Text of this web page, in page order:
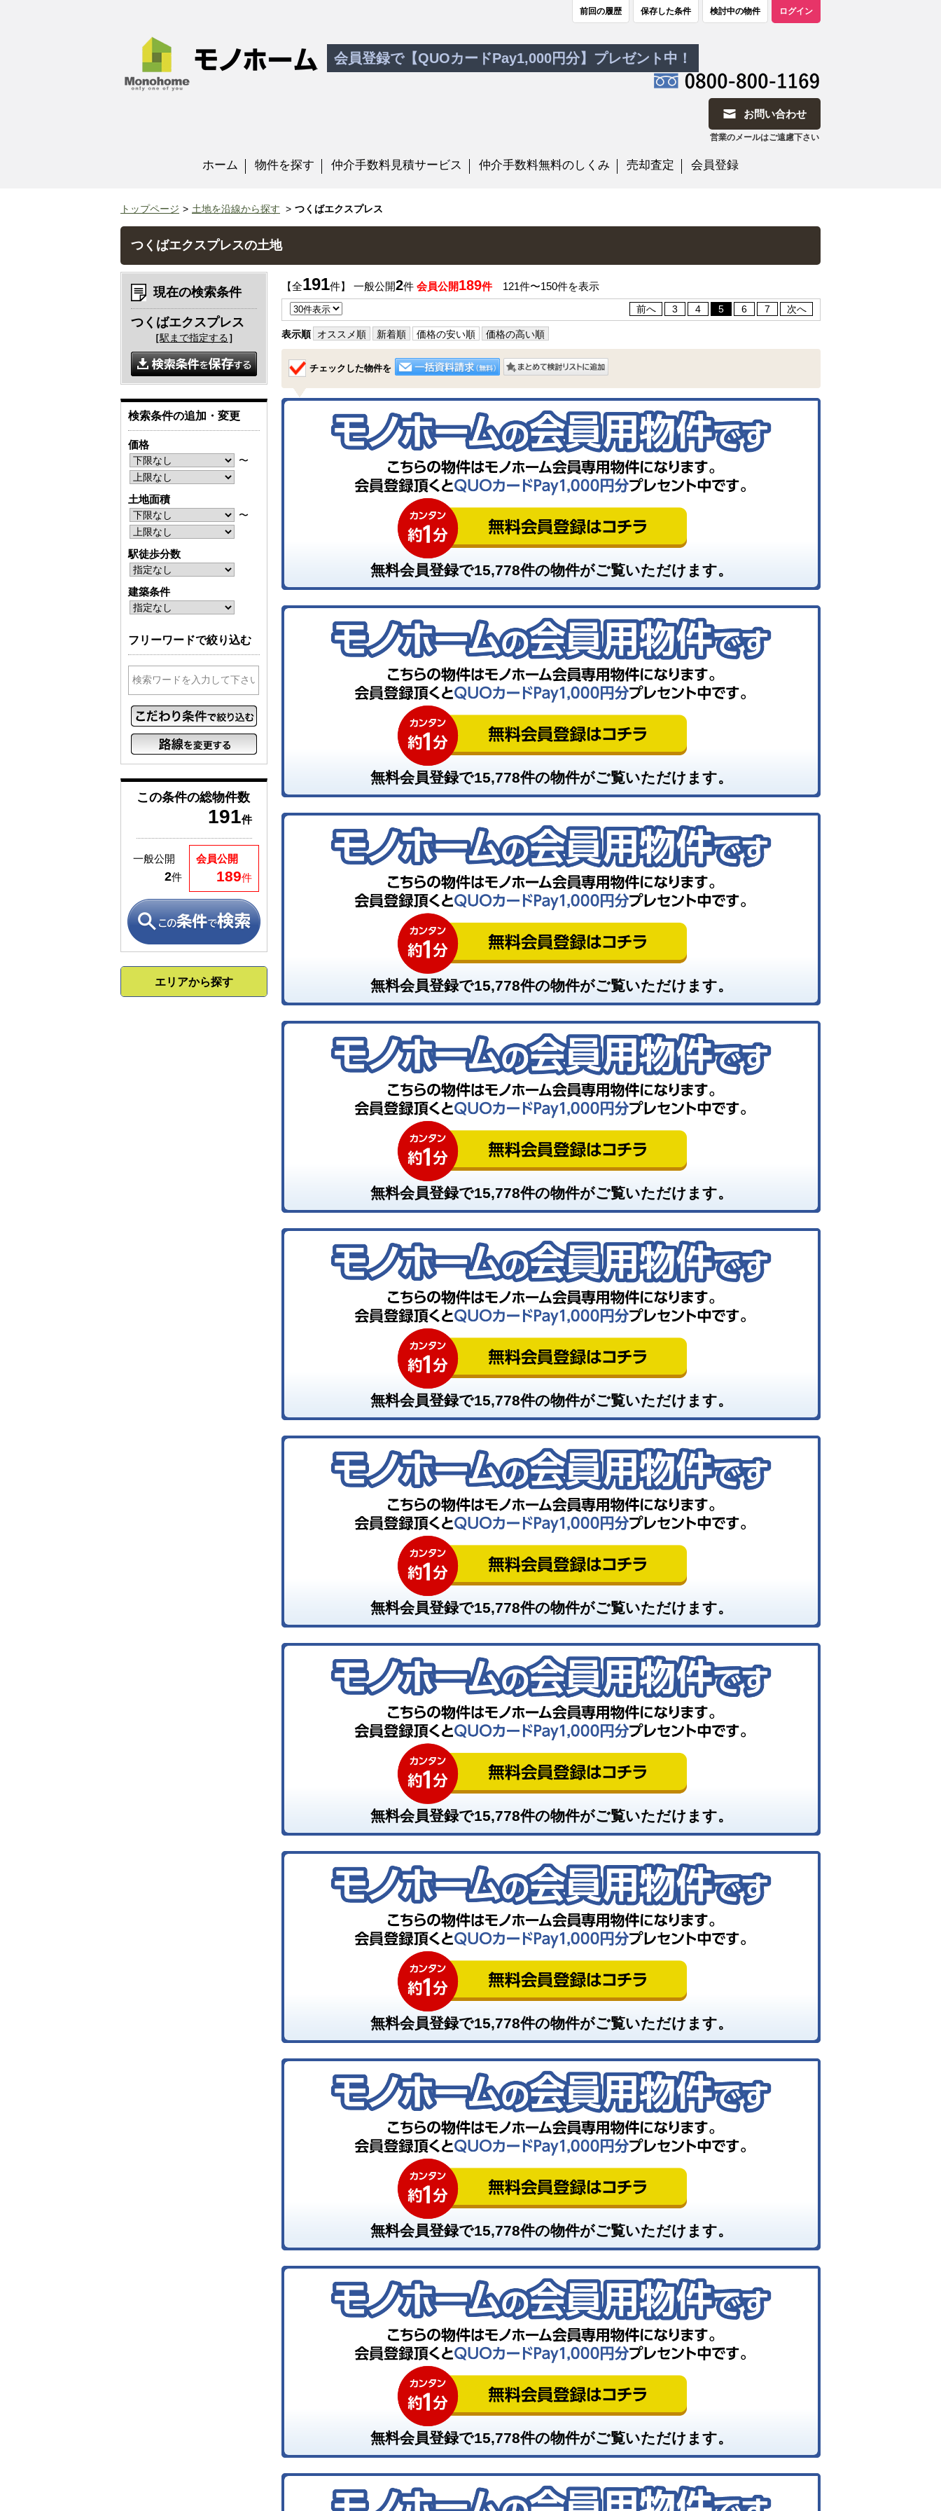
前回の履歴 保存した条件 検討中の物件 ログイン
会員登録で【QUOカードPay1,000円分】プレゼント中！
お問い合わせ
営業のメールはご遠慮下さい
ホーム 物件を探す 仲介手数料見積サービス 仲介手数料無料のしくみ 売却査定 会員登録
トップページ 土地を沿線から探す つくばエクスプレス
つくばエクスプレスの土地
【全191件】 一般公開2件 会員公開189件121件〜150件を表示
前へ 3 4 5 6 7 次へ
表示順 オススメ順 新着順 価格の安い順 価格の高い順
チェックした物件を
無料会員登録で15,778件の物件がご覧いただけます。
無料会員登録で15,778件の物件がご覧いただけます。
無料会員登録で15,778件の物件がご覧いただけます。
無料会員登録で15,778件の物件がご覧いただけます。
無料会員登録で15,778件の物件がご覧いただけます。
無料会員登録で15,778件の物件がご覧いただけます。
無料会員登録で15,778件の物件がご覧いただけます。
無料会員登録で15,778件の物件がご覧いただけます。
無料会員登録で15,778件の物件がご覧いただけます。
無料会員登録で15,778件の物件がご覧いただけます。
現在の検索条件
つくばエクスプレス
［駅まで指定する ］
検索条件の追加・変更
価格
〜
土地面積
〜
駅徒歩分数
建築条件
フリーワードで絞り込む
この条件の総物件数
191件
会員公開
189件
一般公開
2件
エリアから探す